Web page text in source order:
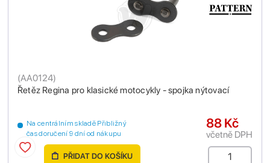
Řetěz Regina pro klasické motocykly - spojka nýtovací
(AA0124)
Na centrálním skladě Přibližný
čas doručení 9 dní od nákupu
88 Kč
včetně DPH
PŘIDAT DO KOŠÍKU